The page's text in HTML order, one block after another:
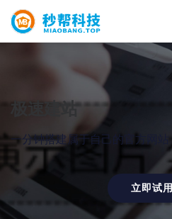
极速建站
一分钟搭建属于自己的官方网站
立即试用